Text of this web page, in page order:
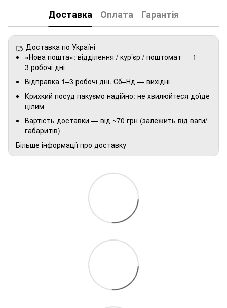
Доставка Оплата Гарантія
Доставка по Україні
«Нова пошта»: відділення / кур’єр / поштомат — 1–
3 робочі дні
Відправка 1–3 робочі дні. Сб–Нд — вихідні
Крихкий посуд пакуємо надійно: не хвилюйтеся доїде
цілим
Вартість доставки — від ~70 грн (залежить від ваги/
габаритів)
Більше інформації про доставку